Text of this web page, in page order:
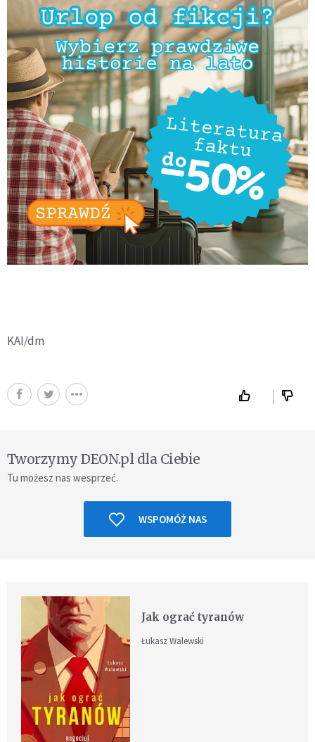
KAI/dm
Tworzymy DEON.pl dla Ciebie
Tu możesz nas wesprzeć.
WSPOMÓŻ NAS
Jak ograć tyranów
Łukasz Walewski